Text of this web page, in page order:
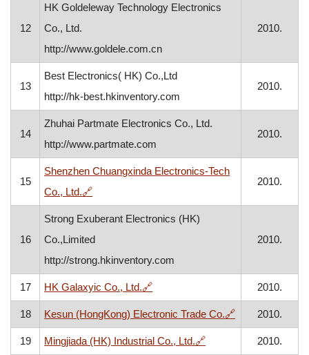
12
HK Goldeleway Technology Electronics
Co., Ltd.
http://www.goldele.com.cn
2010.
13
Best Electronics( HK) Co.,Ltd
http://hk-best.hkinventory.com
2010.
14
Zhuhai Partmate Electronics Co., Ltd.
http://www.partmate.com
2010.
15
Shenzhen Chuangxinda Electronics-Tech
Co., Ltd.🔗, otvara se u novom prozoru
2010.
16
Strong Exuberant Electronics (HK)
Co.,Limited
http://strong.hkinventory.com
2010.
17 HK Galaxyic Co., Ltd.🔗, otvara se u novom prozoru
2010.
18 Kesun (HongKong) Electronic Trade Co.🔗, otvara se u
2010.
19 Mingjiada (HK) Industrial Co., Ltd.🔗, otvara se u novom
2010.